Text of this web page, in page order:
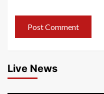
Live News